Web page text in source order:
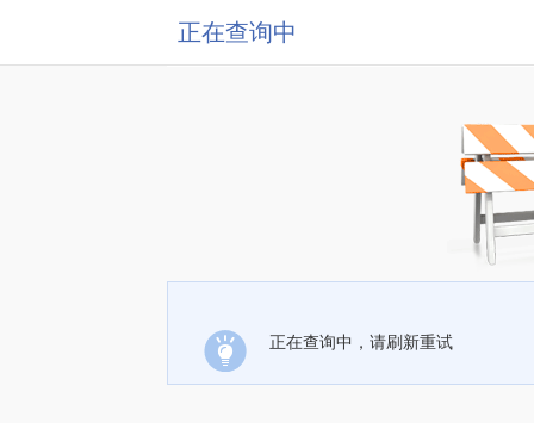
正在查询中
正在查询中，请刷新重试